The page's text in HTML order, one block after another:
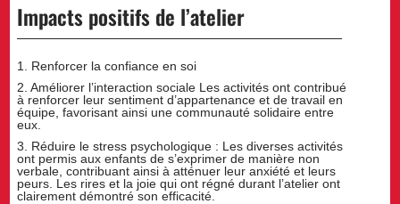
Impacts positifs de l’atelier
1. Renforcer la confiance en soi
2. Améliorer l’interaction sociale Les activités ont contribué
à renforcer leur sentiment d’appartenance et de travail en
équipe, favorisant ainsi une communauté solidaire entre
eux.
3. Réduire le stress psychologique : Les diverses activités
ont permis aux enfants de s’exprimer de manière non
verbale, contribuant ainsi à atténuer leur anxiété et leurs
peurs. Les rires et la joie qui ont régné durant l’atelier ont
clairement démontré son efficacité.